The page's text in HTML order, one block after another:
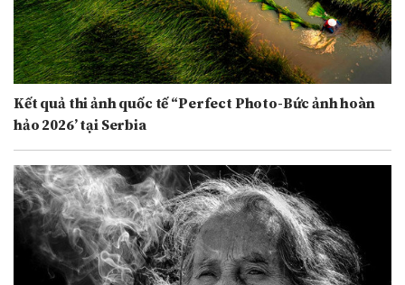
Kết quả thi ảnh quốc tế “Perfect Photo-Bức ảnh hoàn
hảo 2026’ tại Serbia